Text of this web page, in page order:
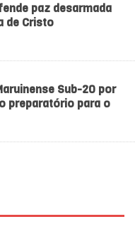
paz desarmada
de Cristo
Sub-20 por
preparatório para o